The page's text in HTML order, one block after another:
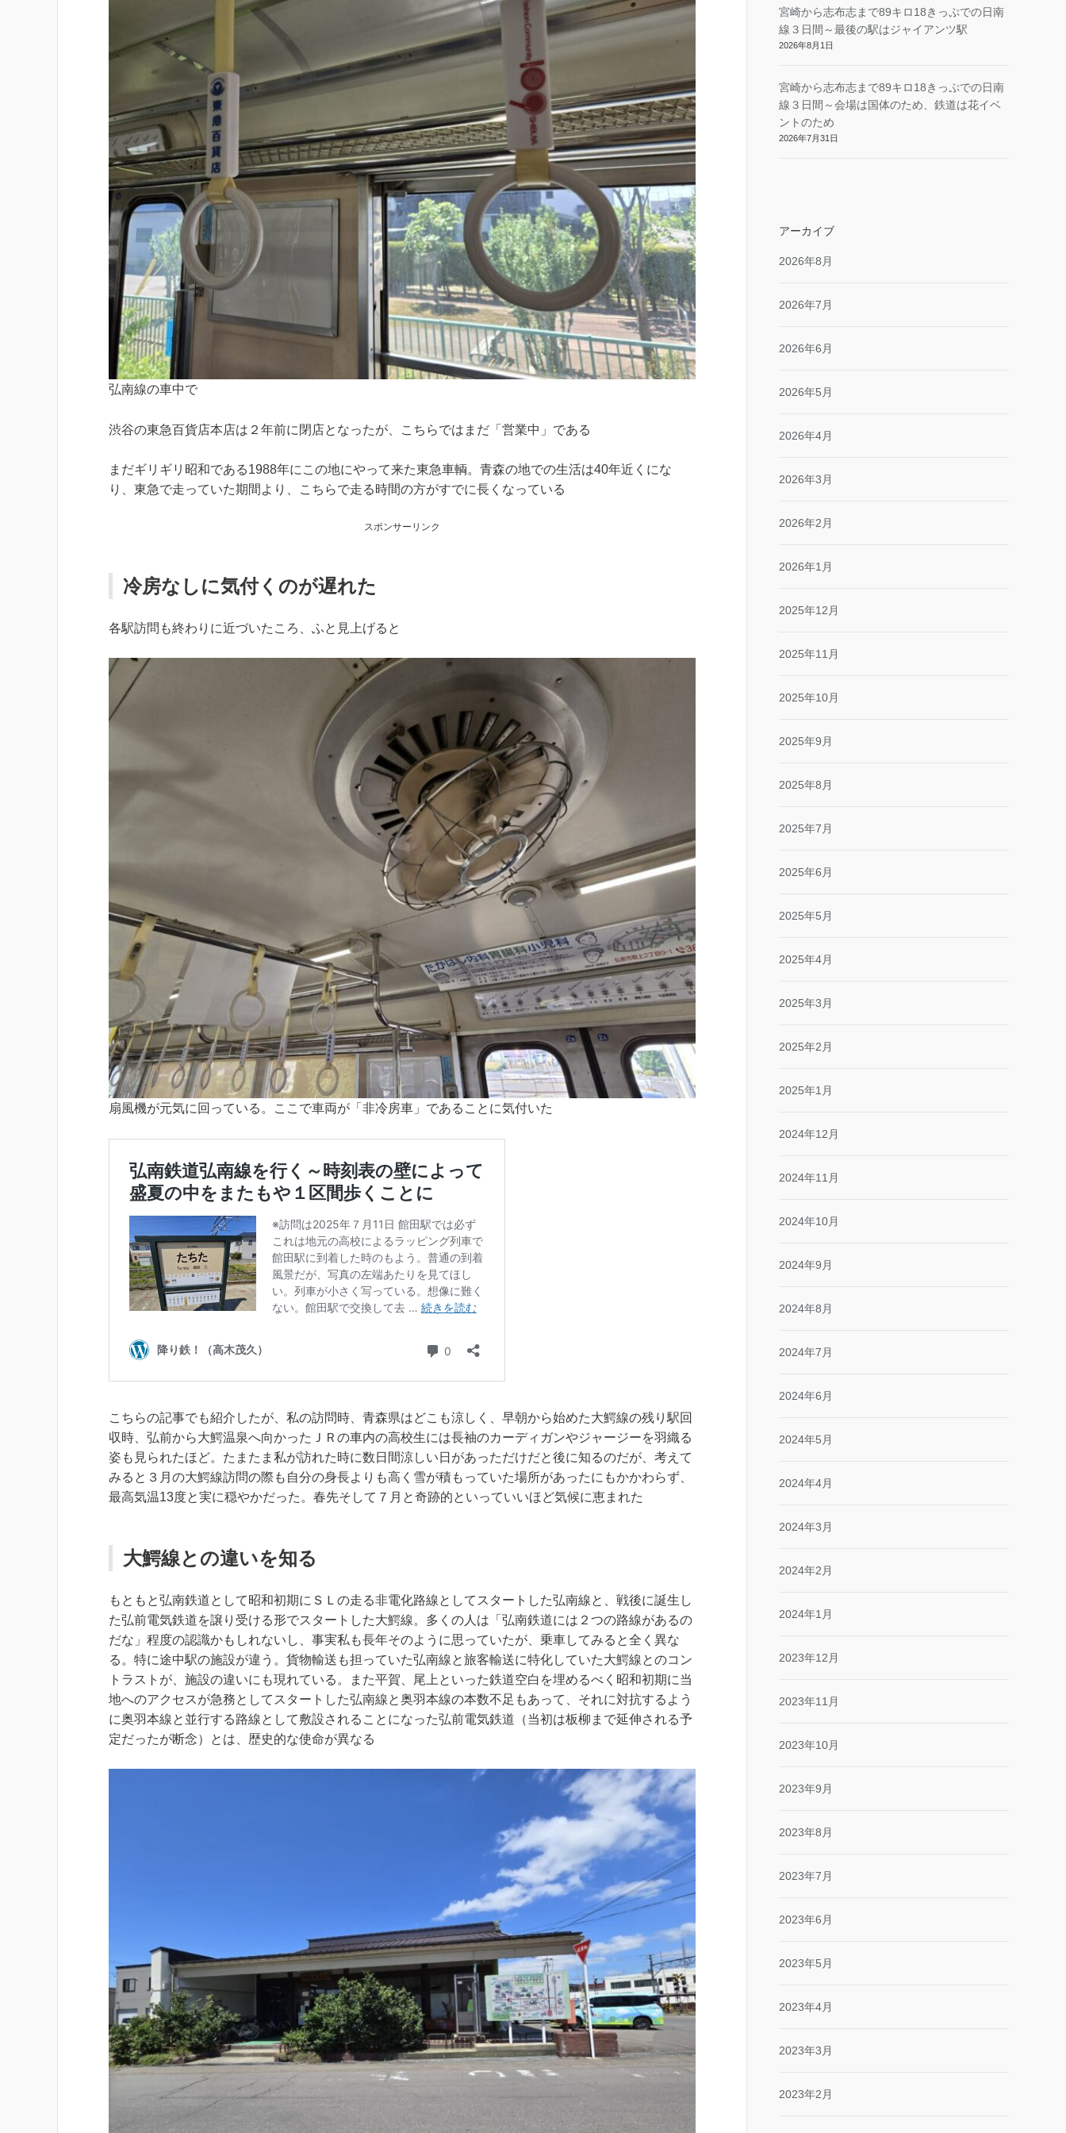
弘南線の車中で
渋谷の東急百貨店本店は２年前に閉店となったが、こちらではまだ「営業中」である
まだギリギリ昭和である1988年にこの地にやって来た東急車輌。青森の地での生活は40年近くにな
り、東急で走っていた期間より、こちらで走る時間の方がすでに長くなっている
スポンサーリンク
冷房なしに気付くのが遅れた
各駅訪問も終わりに近づいたころ、ふと見上げると
扇風機が元気に回っている。ここで車両が「非冷房車」であることに気付いた
こちらの記事でも紹介したが、私の訪問時、青森県はどこも涼しく、早朝から始めた大鰐線の残り駅回
収時、弘前から大鰐温泉へ向かったＪＲの車内の高校生には長袖のカーディガンやジャージーを羽織る
姿も見られたほど。たまたま私が訪れた時に数日間涼しい日があっただけだと後に知るのだが、考えて
みると３月の大鰐線訪問の際も自分の身長よりも高く雪が積もっていた場所があったにもかかわらず、
最高気温13度と実に穏やかだった。春先そして７月と奇跡的といっていいほど気候に恵まれた
大鰐線との違いを知る
もともと弘南鉄道として昭和初期にＳＬの走る非電化路線としてスタートした弘南線と、戦後に誕生し
た弘前電気鉄道を譲り受ける形でスタートした大鰐線。多くの人は「弘南鉄道には２つの路線があるの
だな」程度の認識かもしれないし、事実私も長年そのように思っていたが、乗車してみると全く異な
る。特に途中駅の施設が違う。貨物輸送も担っていた弘南線と旅客輸送に特化していた大鰐線とのコン
トラストが、施設の違いにも現れている。また平賀、尾上といった鉄道空白を埋めるべく昭和初期に当
地へのアクセスが急務としてスタートした弘南線と奥羽本線の本数不足もあって、それに対抗するよう
に奥羽本線と並行する路線として敷設されることになった弘前電気鉄道（当初は板柳まで延伸される予
定だったが断念）とは、歴史的な使命が異なる
宮崎から志布志まで89キロ18きっぷでの日南
線３日間～最後の駅はジャイアンツ駅
2026年8月1日
宮崎から志布志まで89キロ18きっぷでの日南
線３日間～会場は国体のため、鉄道は花イベ
ントのため
2026年7月31日
アーカイブ
2026年8月
2026年7月
2026年6月
2026年5月
2026年4月
2026年3月
2026年2月
2026年1月
2025年12月
2025年11月
2025年10月
2025年9月
2025年8月
2025年7月
2025年6月
2025年5月
2025年4月
2025年3月
2025年2月
2025年1月
2024年12月
2024年11月
2024年10月
2024年9月
2024年8月
2024年7月
2024年6月
2024年5月
2024年4月
2024年3月
2024年2月
2024年1月
2023年12月
2023年11月
2023年10月
2023年9月
2023年8月
2023年7月
2023年6月
2023年5月
2023年4月
2023年3月
2023年2月